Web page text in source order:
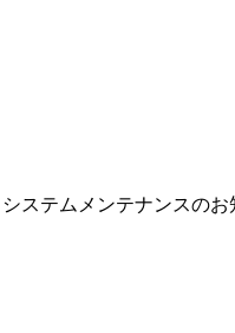
テムメンテナンスのお